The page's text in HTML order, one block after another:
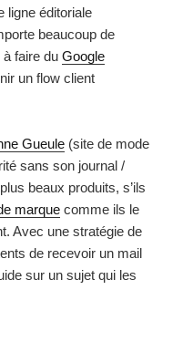
ligne éditoriale
beaucoup de
à faire duGoogle
un flow client
Gueule (site de mode
sans son journal /
beaux produits, s’ils
marque comme ils le
Avec une stratégie de
de recevoir un mail
sur un sujet qui les